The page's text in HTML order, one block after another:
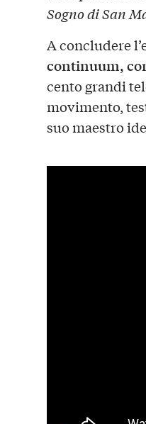
Sogno di San
A concludere
continuum,
cento grandi
movimento,
suo maestro